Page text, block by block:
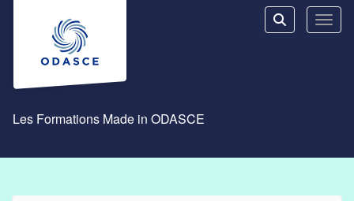
Aller au menu principal
Aller au contenu principal
Personnaliser l'interface
Rechercher
Les Formations Made in ODASCE